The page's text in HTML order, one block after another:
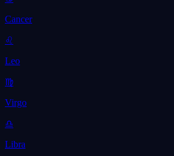
Cancer
♌
Leo
♍
Virgo
♎
Libra